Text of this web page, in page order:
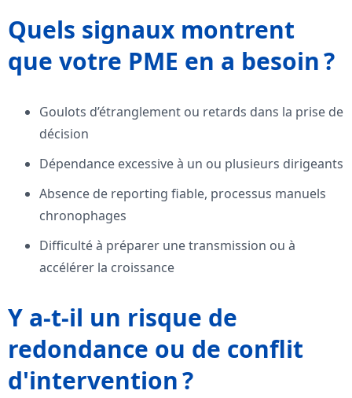
Quels signaux montrent
que votre PME en a besoin ?
Goulots d’étranglement ou retards dans la prise de
décision
Dépendance excessive à un ou plusieurs dirigeants
Absence de reporting fiable, processus manuels
chronophages
Difficulté à préparer une transmission ou à
accélérer la croissance
Y a-t-il un risque de
redondance ou de conflit
d'intervention ?